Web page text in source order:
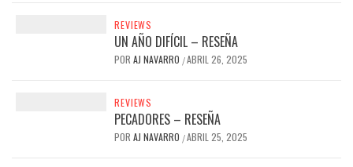
REVIEWS
UN AÑO DIFÍCIL – RESEÑA
POR AJ NAVARRO /ABRIL 26, 2025
REVIEWS
PECADORES – RESEÑA
POR AJ NAVARRO /ABRIL 25, 2025